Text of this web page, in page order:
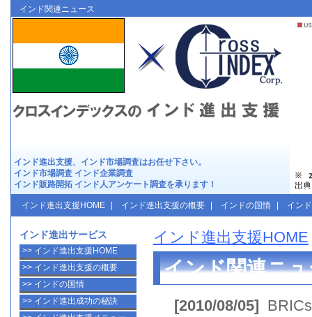
インド関連ニュース
インド進出支援、 インド市場調査はお任せ下さい。
インド市場調査 インド企業調査
インド販路開拓 インド人アンケート調査を承ります！
インド進出支援は
インド進出支援HOME
インド関連ニ
[2010/08/05]
BRICs
インド進出サービス
>> インド進出支援HOME
>> インド進出支援の概要
>> インドの国情
>> インド進出成功の秘訣
インド進出支援HOME インド進出支援の概要 インドの国情 イン